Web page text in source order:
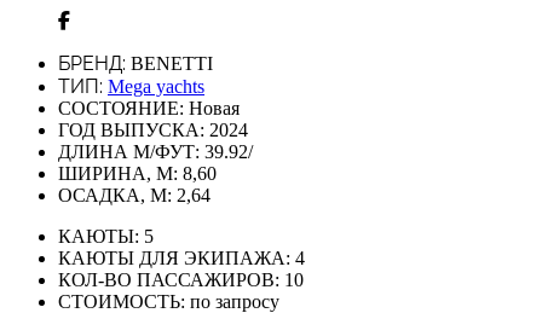
БРЕНД: BENETTI
ТИП: Mega yachts
СОСТОЯНИЕ: Новая
ГОД ВЫПУСКА: 2024
ДЛИНА М/ФУТ: 39.92/
ШИРИНА, М: 8,60
ОСАДКА, М: 2,64
КАЮТЫ: 5
КАЮТЫ ДЛЯ ЭКИПАЖА: 4
КОЛ-ВО ПАССАЖИРОВ: 10
СТОИМОСТЬ: по запросу